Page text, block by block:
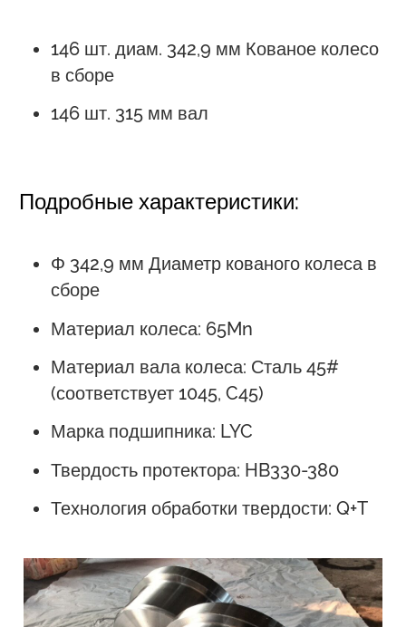
146 шт. диам. 342,9 мм Кованое колесо
в сборе
146 шт. 315 мм вал
Подробные характеристики:
Φ 342,9 мм Диаметр кованого колеса в
сборе
Материал колеса: 65Mn
Материал вала колеса: Сталь 45#
(соответствует 1045, C45)
Марка подшипника: LYC
Твердость протектора: HB330-380
Технология обработки твердости: Q+T